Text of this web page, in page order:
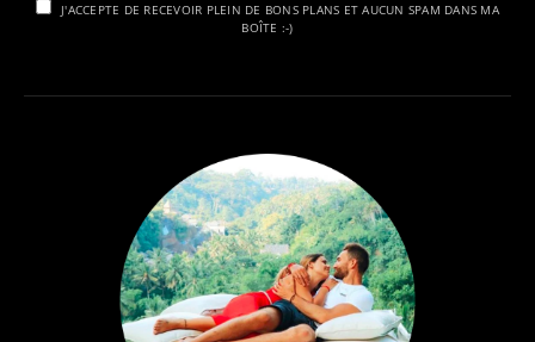
J'ACCEPTE DE RECEVOIR PLEIN DE BONS PLANS ET AUCUN SPAM DANS MA
BOÎTE :-)